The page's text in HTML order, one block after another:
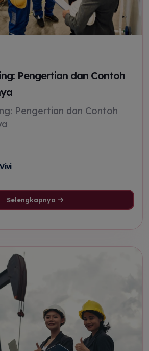
Pengertian dan Contoh
Pengertian dan Contoh
Selengkapnya